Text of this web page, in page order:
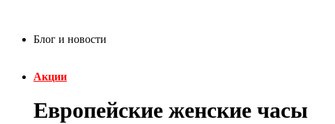
Блог и новости
Акции
Европейские женские часы